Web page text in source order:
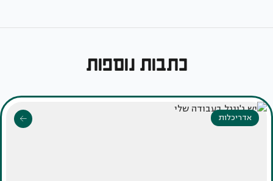
כתבות נוספות
אדריכלות